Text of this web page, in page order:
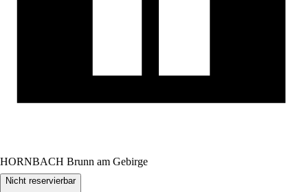
HORNBACH Brunn am Gebirge
Nicht reservierbar